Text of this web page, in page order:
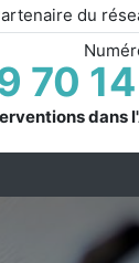
du
70 14
dans